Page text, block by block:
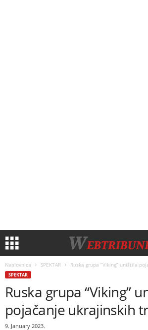
Naslovnica SPEKTAR Ruska grupa “Viking” uništila
SPEKTAR
Ruska grupa “Viking”
pojačanje ukrajinskih
9. January 2023.